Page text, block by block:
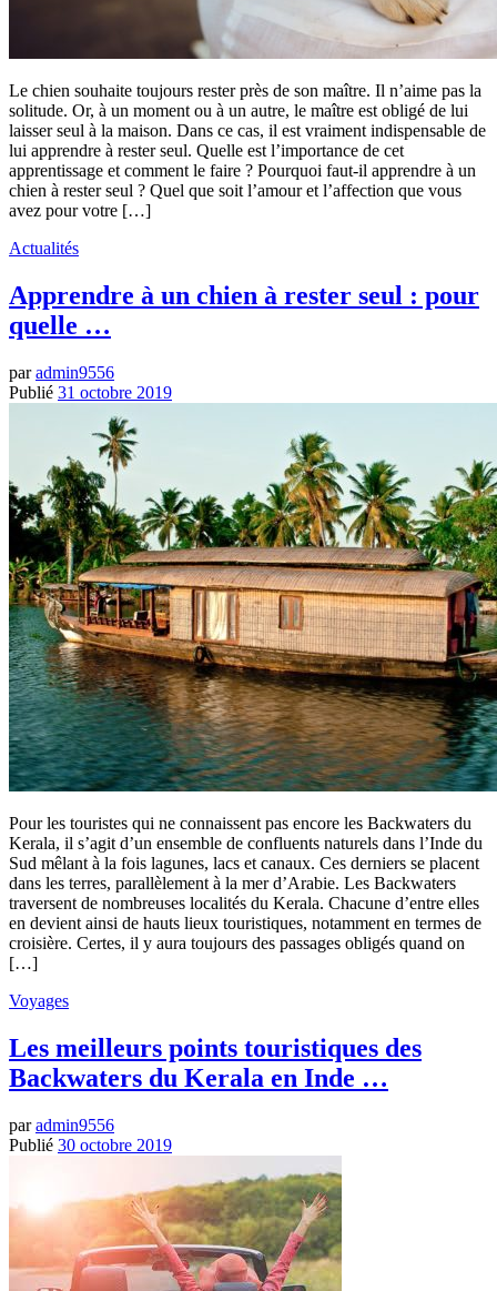
Le chien souhaite toujours rester près de son maître. Il n’aime pas la
solitude. Or, à un moment ou à un autre, le maître est obligé de lui
laisser seul à la maison. Dans ce cas, il est vraiment indispensable de
lui apprendre à rester seul. Quelle est l’importance de cet
apprentissage et comment le faire ? Pourquoi faut-il apprendre à un
chien à rester seul ? Quel que soit l’amour et l’affection que vous
avez pour votre […]
Actualités
Apprendre à un chien à rester seul : pour
quelle …
paradmin9556
Publié 31 octobre 2019
Pour les touristes qui ne connaissent pas encore les Backwaters du
Kerala, il s’agit d’un ensemble de confluents naturels dans l’Inde du
Sud mêlant à la fois lagunes, lacs et canaux. Ces derniers se placent
dans les terres, parallèlement à la mer d’Arabie. Les Backwaters
traversent de nombreuses localités du Kerala. Chacune d’entre elles
en devient ainsi de hauts lieux touristiques, notamment en termes de
croisière. Certes, il y aura toujours des passages obligés quand on
[…]
Voyages
Les meilleurs points touristiques des
Backwaters du Kerala en Inde …
paradmin9556
Publié 30 octobre 2019